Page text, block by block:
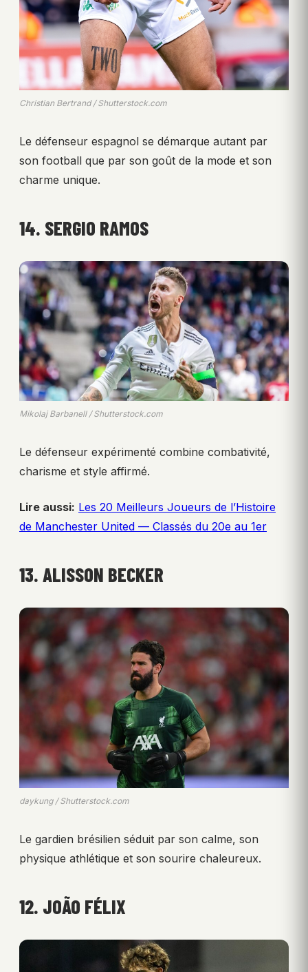
Christian Bertrand / Shutterstock.com
Le défenseur espagnol se démarque autant par
son football que par son goût de la mode et son
charme unique.
14. SERGIO RAMOS
Mikolaj Barbanell / Shutterstock.com
Le défenseur expérimenté combine combativité,
charisme et style affirmé.
Lire aussi: Les 20 Meilleurs Joueurs de l’Histoire
de Manchester United — Classés du 20e au 1er
13. ALISSON BECKER
daykung / Shutterstock.com
Le gardien brésilien séduit par son calme, son
physique athlétique et son sourire chaleureux.
12. JOÃO FÉLIX